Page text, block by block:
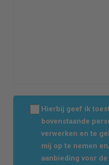
Hierbij geef ik
bovenstaande
verwerken en te
mij op te nemen
aanbieding voor